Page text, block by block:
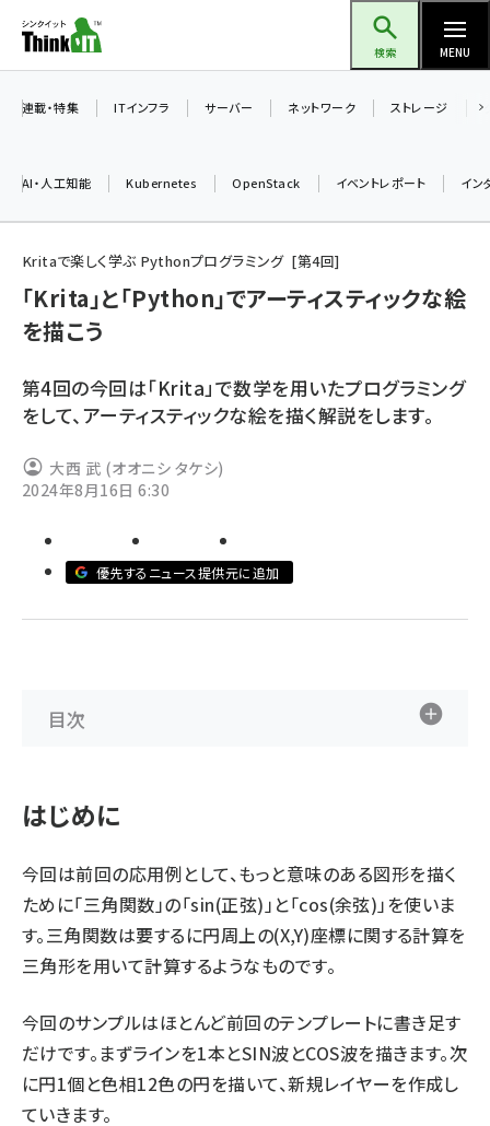
ン
ツ
検索 MENU
加藤銘のチーム貢献～仲間と築いた勝利の絆～ (2304)
iot女子会 (2263)
drupal (1940)
ai crunch (1347)
連載・特集 ITインフラ サーバー ネットワーク ストレージ
AI・人工知能 Kubernetes OpenStack イベントレポート イン
Kritaで楽しく学ぶ Pythonプログラミング 第4回
「Krita」と「Python」でアーティスティックな絵
を描こう
第4回の今回は「Krita」で数学を用いたプログラミング
をして、アーティスティックな絵を描く解説をします。
大西 武 (オオニシ タケシ)
2024年8月16日 6:30
優先するニュース提供元に追加
目次
はじめに
今回は前回の応用例として、もっと意味のある図形を描く
ために「三角関数」の「sin(正弦)」と「cos(余弦)」を使いま
す。三角関数は要するに円周上の(X,Y)座標に関する計算を
三角形を用いて計算するようなものです。
今回のサンプルはほとんど前回のテンプレートに書き足す
だけです。まずラインを1本とSIN波とCOS波を描きます。次
に円1個と色相12色の円を描いて、新規レイヤーを作成し
ていきます。